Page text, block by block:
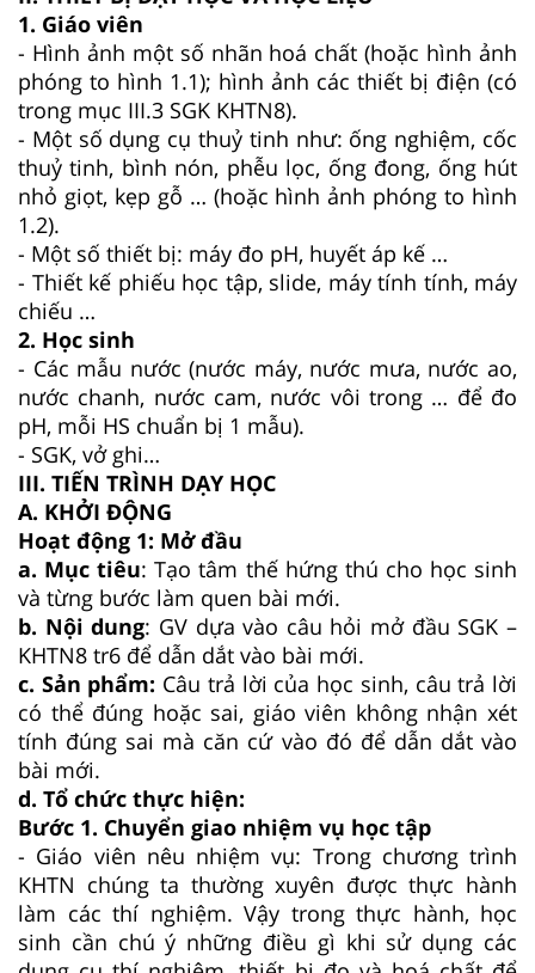
1. Giáo viên
- Hình ảnh một số nhãn hoá chất (hoặc hình ảnh
phóng to hình 1.1); hình ảnh các thiết bị điện (có
trong mục III.3 SGK KHTN8).
- Một số dụng cụ thuỷ tinh như: ống nghiệm, cốc
thuỷ tinh, bình nón, phễu lọc, ống đong, ống hút
nhỏ giọt, kẹp gỗ … (hoặc hình ảnh phóng to hình
1.2).
- Một số thiết bị: máy đo pH, huyết áp kế …
- Thiết kế phiếu học tập, slide, máy tính tính, máy
chiếu …
2. Học sinh
- Các mẫu nước (nước máy, nước mưa, nước ao,
nước chanh, nước cam, nước vôi trong … để đo
pH, mỗi HS chuẩn bị 1 mẫu).
- SGK, vở ghi…
III. TIẾN TRÌNH DẠY HỌC
A. KHỞI ĐỘNG
Hoạt động 1: Mở đầu
a. Mục tiêu: Tạo tâm thế hứng thú cho học sinh
và từng bước làm quen bài mới.
b. Nội dung: GV dựa vào câu hỏi mở đầu SGK –
KHTN8 tr6 để dẫn dắt vào bài mới.
c. Sản phẩm: Câu trả lời của học sinh, câu trả lời
có thể đúng hoặc sai, giáo viên không nhận xét
tính đúng sai mà căn cứ vào đó để dẫn dắt vào
bài mới.
d. Tổ chức thực hiện:
Bước 1. Chuyển giao nhiệm vụ học tập
- Giáo viên nêu nhiệm vụ: Trong chương trình
KHTN chúng ta thường xuyên được thực hành
làm các thí nghiệm. Vậy trong thực hành, học
sinh cần chú ý những điều gì khi sử dụng các